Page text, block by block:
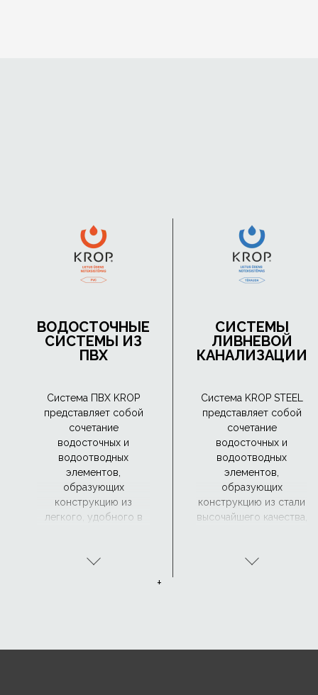
ВОДОСТОЧНЫЕ
СИСТЕМЫ ИЗ
ПВХ
Система ПВХ KROP
представляет собой
сочетание
водосточных и
водоотводных
элементов,
образующих
конструкцию из
легкого, удобного в
устойчивого к
СИСТЕМЫ
ЛИВНЕВОЙ
КАНАЛИЗАЦИИ
Система KROP STEEL
представляет собой
сочетание
водосточных и
водоотводных
элементов,
образующих
конструкцию из стали
высочайшего качества,
защитными
+